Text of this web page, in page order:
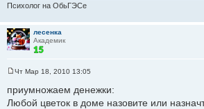
и
Психолог на ОбьГЭСе
лесенка
Академик
о
б
Чт Мар 18, 2010 13:05
приумножаем денежки:
Любой цветок в доме назовите или